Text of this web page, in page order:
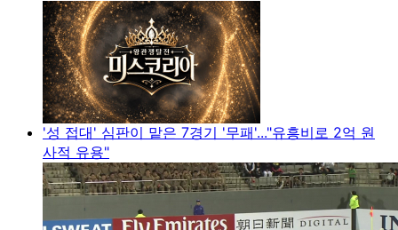
'성 접대' 심판이 맡은 7경기 '무패'..."유흥비로 2억 원
사적 유용"